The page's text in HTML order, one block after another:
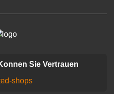
Sie Vertrauen